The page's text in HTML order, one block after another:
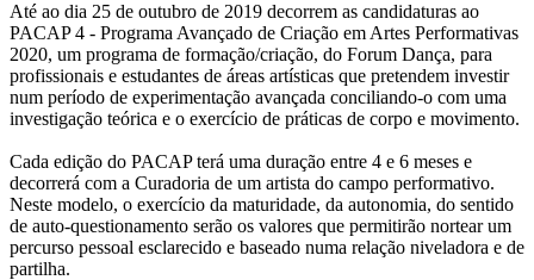
Até ao dia 25 de outubro de 2019 decorrem as candidaturas ao
PACAP 4 - Programa Avançado de Criação em Artes Performativas
2020, um programa de formação/criação, do Forum Dança, para
profissionais e estudantes de áreas artísticas que pretendem investir
num período de experimentação avançada conciliando-o com uma
investigação teórica e o exercício de práticas de corpo e movimento.
Cada edição do PACAP terá uma duração entre 4 e 6 meses e
decorrerá com a Curadoria de um artista do campo performativo.
Neste modelo, o exercício da maturidade, da autonomia, do sentido
de auto-questionamento serão os valores que permitirão nortear um
percurso pessoal esclarecido e baseado numa relação niveladora e de
partilha.